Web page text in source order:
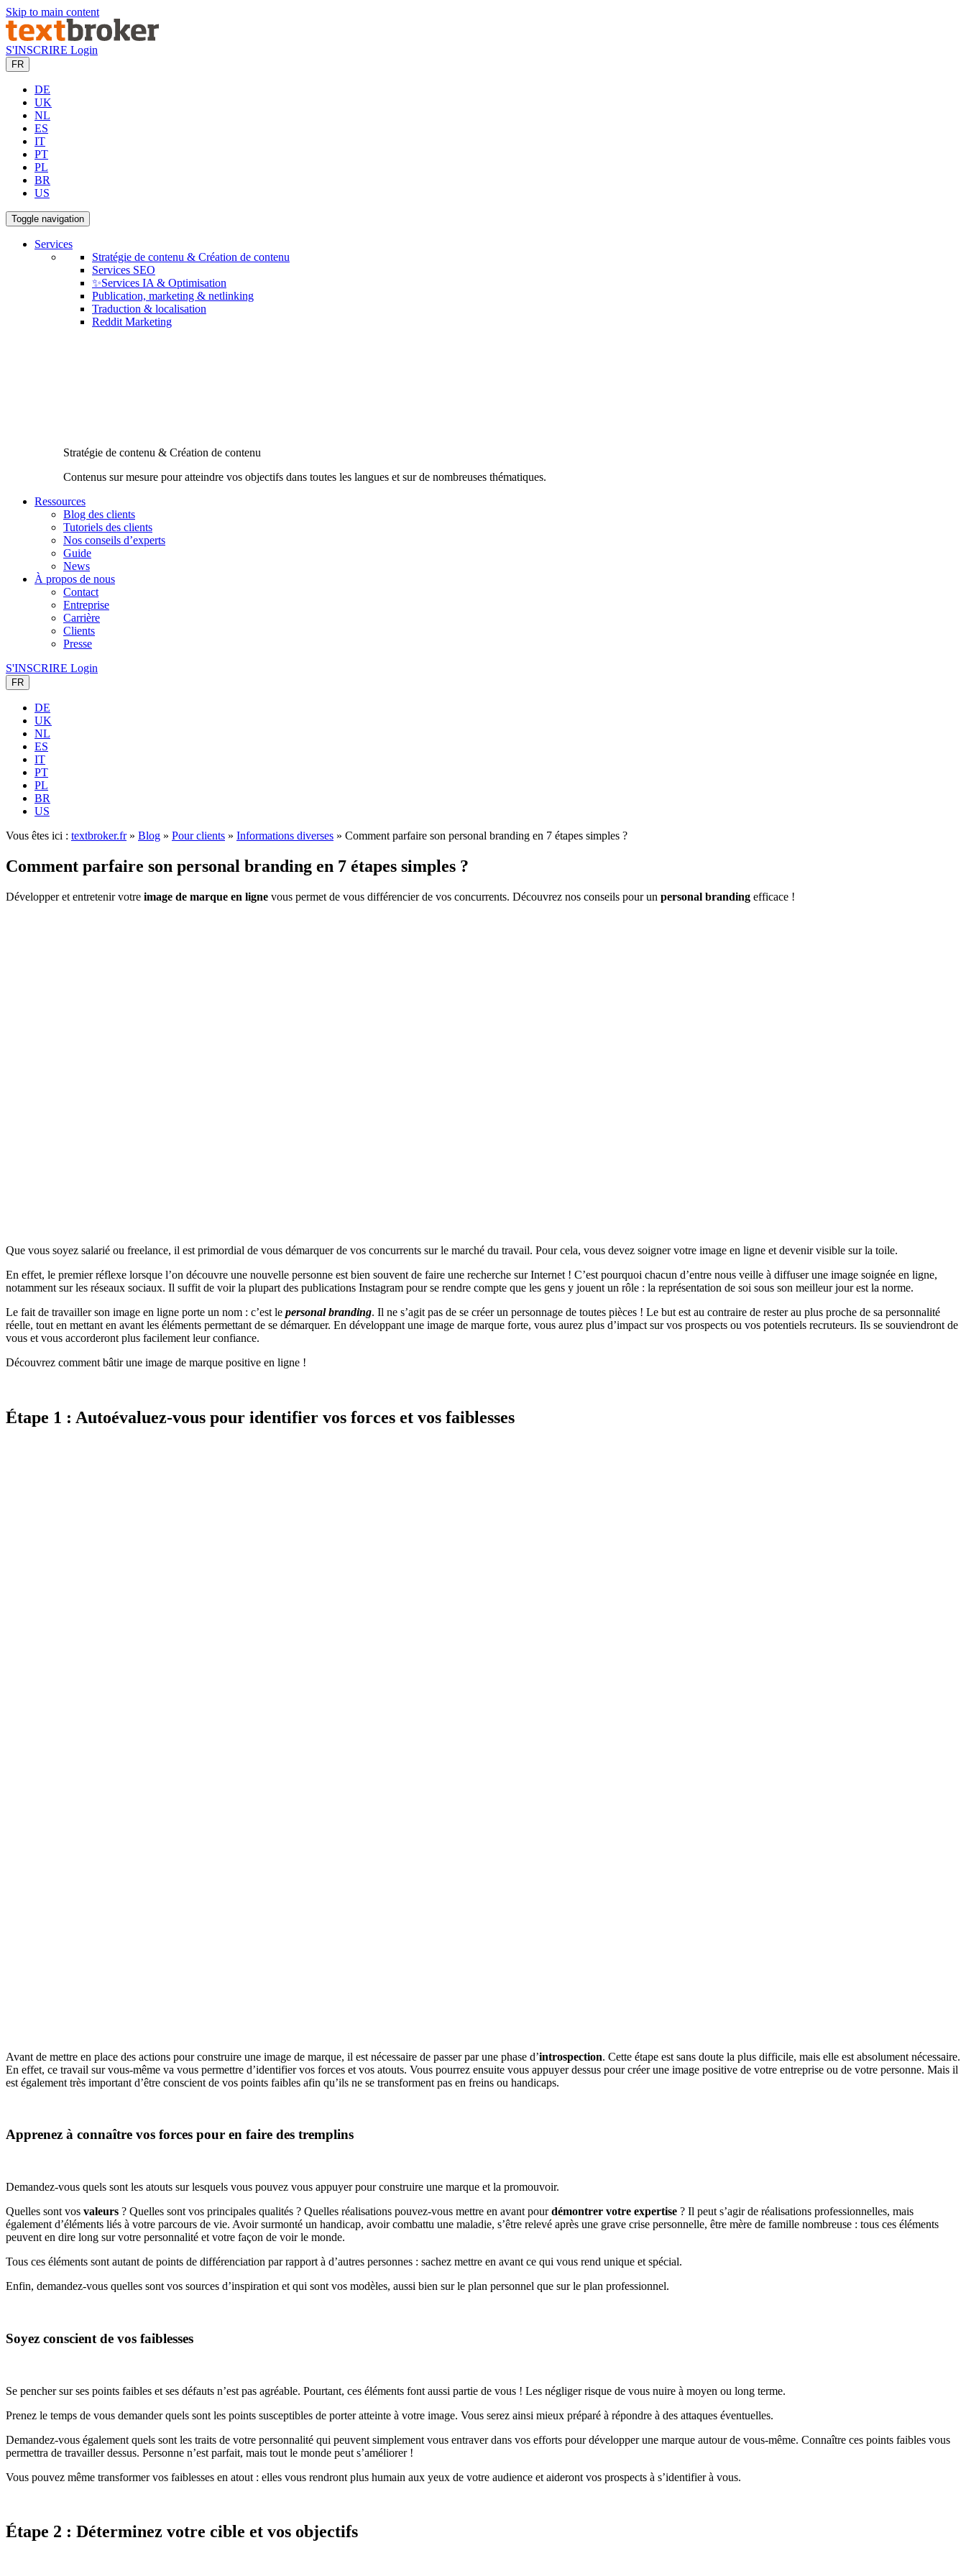
Skip to main content
S'INSCRIRE Login
FR
DE
UK
NL
ES
IT
PT
PL
BR
US
Toggle navigation
Services
Stratégie de contenu & Création de contenu
Services SEO
✨Services IA & Optimisation
Publication, marketing & netlinking
Traduction & localisation
Reddit Marketing
Stratégie de contenu & Création de contenu
Contenus sur mesure pour atteindre vos objectifs dans toutes les langues et sur de nombreuses thématiques.
Ressources
Blog des clients
Tutoriels des clients
Nos conseils d’experts
Guide
News
À propos de nous
Contact
Entreprise
Carrière
Clients
Presse
S'INSCRIRE Login
FR
DE
UK
NL
ES
IT
PT
PL
BR
US
Vous êtes ici : textbroker.fr» Blog » Pour clients » Informations diverses » Comment parfaire son personal branding en 7 étapes simples ?
Comment parfaire son personal branding en 7 étapes simples ?
Développer et entretenir votre image de marque en ligne vous permet de vous différencier de vos concurrents. Découvrez nos conseils pour un personal branding efficace !
Que vous soyez salarié ou freelance, il est primordial de vous démarquer de vos concurrents sur le marché du travail. Pour cela, vous devez soigner votre image en ligne et devenir visible sur la toile.
En effet, le premier réflexe lorsque l’on découvre une nouvelle personne est bien souvent de faire une recherche sur Internet ! C’est pourquoi chacun d’entre nous veille à diffuser une image soignée en ligne,
notamment sur les réseaux sociaux. Il suffit de voir la plupart des publications Instagram pour se rendre compte que les gens y jouent un rôle : la représentation de soi sous son meilleur jour est la norme.
Le fait de travailler son image en ligne porte un nom : c’est le personal branding. Il ne s’agit pas de se créer un personnage de toutes pièces ! Le but est au contraire de rester au plus proche de sa personnalité
réelle, tout en mettant en avant les éléments permettant de se démarquer. En développant une image de marque forte, vous aurez plus d’impact sur vos prospects ou vos potentiels recruteurs. Ils se souviendront de
vous et vous accorderont plus facilement leur confiance.
Découvrez comment bâtir une image de marque positive en ligne !
Étape 1 : Autoévaluez-vous pour identifier vos forces et vos faiblesses
Avant de mettre en place des actions pour construire une image de marque, il est nécessaire de passer par une phase d’introspection. Cette étape est sans doute la plus difficile, mais elle est absolument nécessaire.
En effet, ce travail sur vous-même va vous permettre d’identifier vos forces et vos atouts. Vous pourrez ensuite vous appuyer dessus pour créer une image positive de votre entreprise ou de votre personne. Mais il
est également très important d’être conscient de vos points faibles afin qu’ils ne se transforment pas en freins ou handicaps.
Apprenez à connaître vos forces pour en faire des tremplins
Demandez-vous quels sont les atouts sur lesquels vous pouvez vous appuyer pour construire une marque et la promouvoir.
Quelles sont vos valeurs ? Quelles sont vos principales qualités ? Quelles réalisations pouvez-vous mettre en avant pourdémontrer votre expertise ? Il peut s’agir de réalisations professionnelles, mais
également d’éléments liés à votre parcours de vie. Avoir surmonté un handicap, avoir combattu une maladie, s’être relevé après une grave crise personnelle, être mère de famille nombreuse : tous ces éléments
peuvent en dire long sur votre personnalité et votre façon de voir le monde.
Tous ces éléments sont autant de points de différenciation par rapport à d’autres personnes : sachez mettre en avant ce qui vous rend unique et spécial.
Enfin, demandez-vous quelles sont vos sources d’inspiration et qui sont vos modèles, aussi bien sur le plan personnel que sur le plan professionnel.
Soyez conscient de vos faiblesses
Se pencher sur ses points faibles et ses défauts n’est pas agréable. Pourtant, ces éléments font aussi partie de vous ! Les négliger risque de vous nuire à moyen ou long terme.
Prenez le temps de vous demander quels sont les points susceptibles de porter atteinte à votre image. Vous serez ainsi mieux préparé à répondre à des attaques éventuelles.
Demandez-vous également quels sont les traits de votre personnalité qui peuvent simplement vous entraver dans vos efforts pour développer une marque autour de vous-même. Connaître ces points faibles vous
permettra de travailler dessus. Personne n’est parfait, mais tout le monde peut s’améliorer !
Vous pouvez même transformer vos faiblesses en atout : elles vous rendront plus humain aux yeux de votre audience et aideront vos prospects à s’identifier à vous.
Étape 2 : Déterminez votre cible et vos objectifs